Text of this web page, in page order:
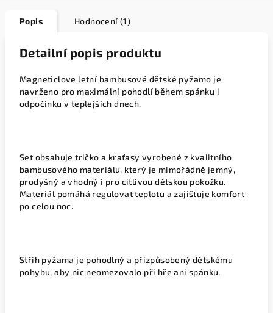
Popis Hodnocení (1)
Detailní popis produktu
Magneticlove letní bambusové dětské pyžamo je
navrženo pro maximální pohodlí během spánku i
odpočinku v teplejších dnech.
Set obsahuje tričko a kraťasy vyrobené z kvalitního
bambusového materiálu, který je mimořádně jemný,
prodyšný a vhodný i pro citlivou dětskou pokožku.
Materiál pomáhá regulovat teplotu a zajišťuje komfort
po celou noc.
Střih pyžama je pohodlný a přizpůsobený dětskému
pohybu, aby nic neomezovalo při hře ani spánku.